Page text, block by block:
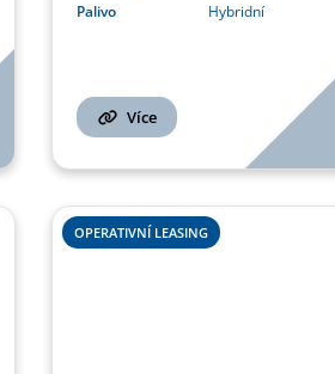
Palivo
Hybridní
Více
OPERATIVNÍ LEASING